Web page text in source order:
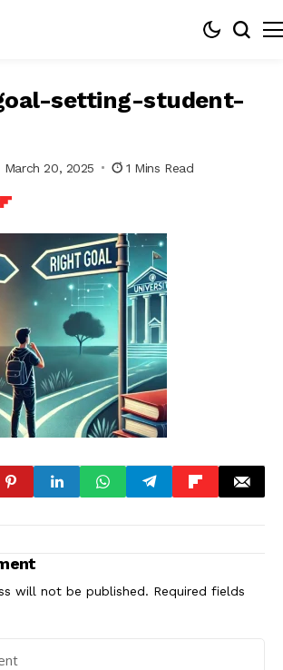
setting-student-
March 20, 2025
1 Mins Read
will not be published. Required fields